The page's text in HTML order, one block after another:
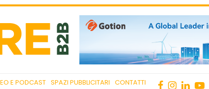
E PODCAST SPAZI PUBBLICITARI CONTATTI